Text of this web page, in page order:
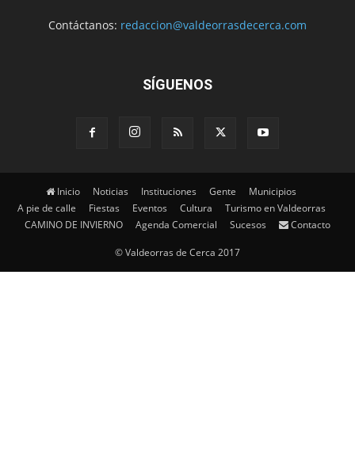
Contáctanos: redaccion@valdeorrasdecerca.com
SÍGUENOS
Inicio Noticias Instituciones Gente
Municipios
A pie de calle
Fiestas Eventos Cultura
Turismo en Valdeorras
CAMINO DE INVIERNO
Agenda Comercial Sucesos Contacto
© Valdeorras de Cerca 2017